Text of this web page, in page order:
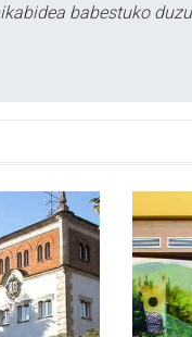
babestuko duzu.